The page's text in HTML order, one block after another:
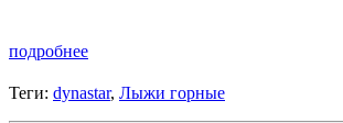
подробнее
Теги: dynastar, Лыжи горные